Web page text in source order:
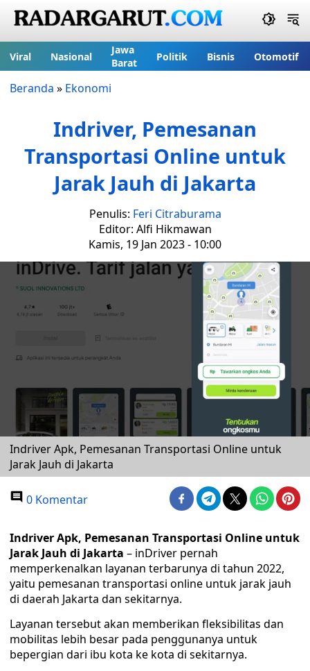
Viral Nasional
Jawa
Barat
Politik Bisnis Otomotif
Beranda » Ekonomi
Indriver, Pemesanan
Transportasi Online untuk
Jarak Jauh di Jakarta
Penulis: Feri Citraburama
Editor: Alfi Hikmawan
Kamis, 19 Jan 2023 - 10:00
Indriver Apk, Pemesanan Transportasi Online untuk
Jarak Jauh di Jakarta
0 Komentar
Indriver Apk, Pemesanan Transportasi Online untuk
Jarak Jauh di Jakarta – inDriver pernah
memperkenalkan layanan terbarunya di tahun 2022,
yaitu pemesanan transportasi online untuk jarak jauh
di daerah Jakarta dan sekitarnya.
Layanan tersebut akan memberikan fleksibilitas dan
mobilitas lebih besar pada penggunanya untuk
bepergian dari ibu kota ke kota di sekitarnya.